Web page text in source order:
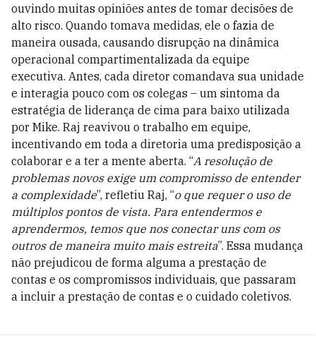
ouvindo muitas opiniões antes de tomar decisões de
alto risco. Quando tomava medidas, ele o fazia de
maneira ousada, causando disrupção na dinâmica
operacional compartimentalizada da equipe
executiva. Antes, cada diretor comandava sua unidade
e interagia pouco com os colegas – um sintoma da
estratégia de liderança de cima para baixo utilizada
por Mike. Raj reavivou o trabalho em equipe,
incentivando em toda a diretoria uma predisposição a
colaborar e a ter a mente aberta. “A resolução de
problemas novos exige um compromisso de entender
a complexidade”, refletiu Raj, “o que requer o uso de
múltiplos pontos de vista. Para entendermos e
aprendermos, temos que nos conectar uns com os
outros de maneira muito mais estreita”. Essa mudança
não prejudicou de forma alguma a prestação de
contas e os compromissos individuais, que passaram
a incluir a prestação de contas e o cuidado coletivos.